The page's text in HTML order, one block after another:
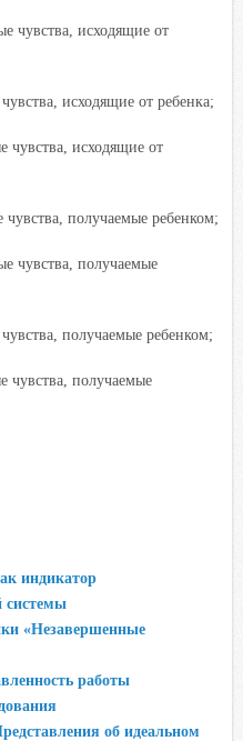
чувства, исходящие от
исходящие от ребенка;
исходящие от
получаемые ребенком;
чувства, получаемые
получаемые ребенком;
получаемые
индикатор
системы
«Незавершенные
работы
об идеальном